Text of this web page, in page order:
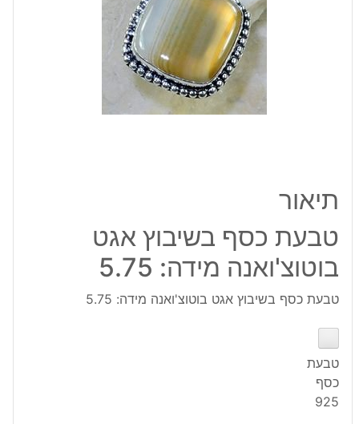
תיאור
טבעת כסף בשיבוץ אגט
בוטוצ'ואנה מידה: 5.75
טבעת כסף בשיבוץ אגט בוטוצ'ואנה מידה: 5.75
טבעת
כסף
925